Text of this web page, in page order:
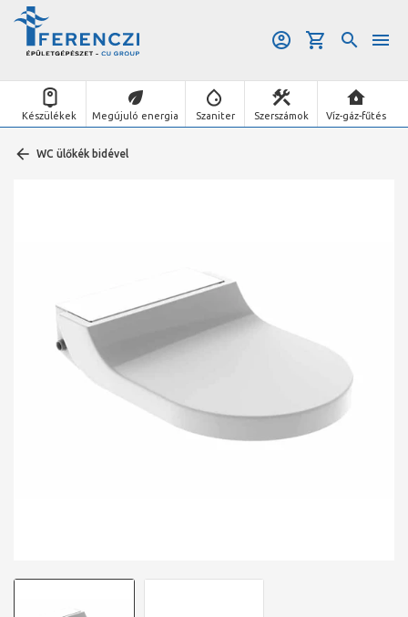
Készülékek Megújuló energia Szaniter Szerszámok Víz-gáz-fűtés
WC ülőkék bidével